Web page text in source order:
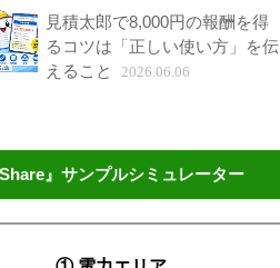
見積太郎で8,000円の報酬を得
るコツは「正しい使い方」を伝
えること
2026.06.06
Share』サンプルシミュレーター